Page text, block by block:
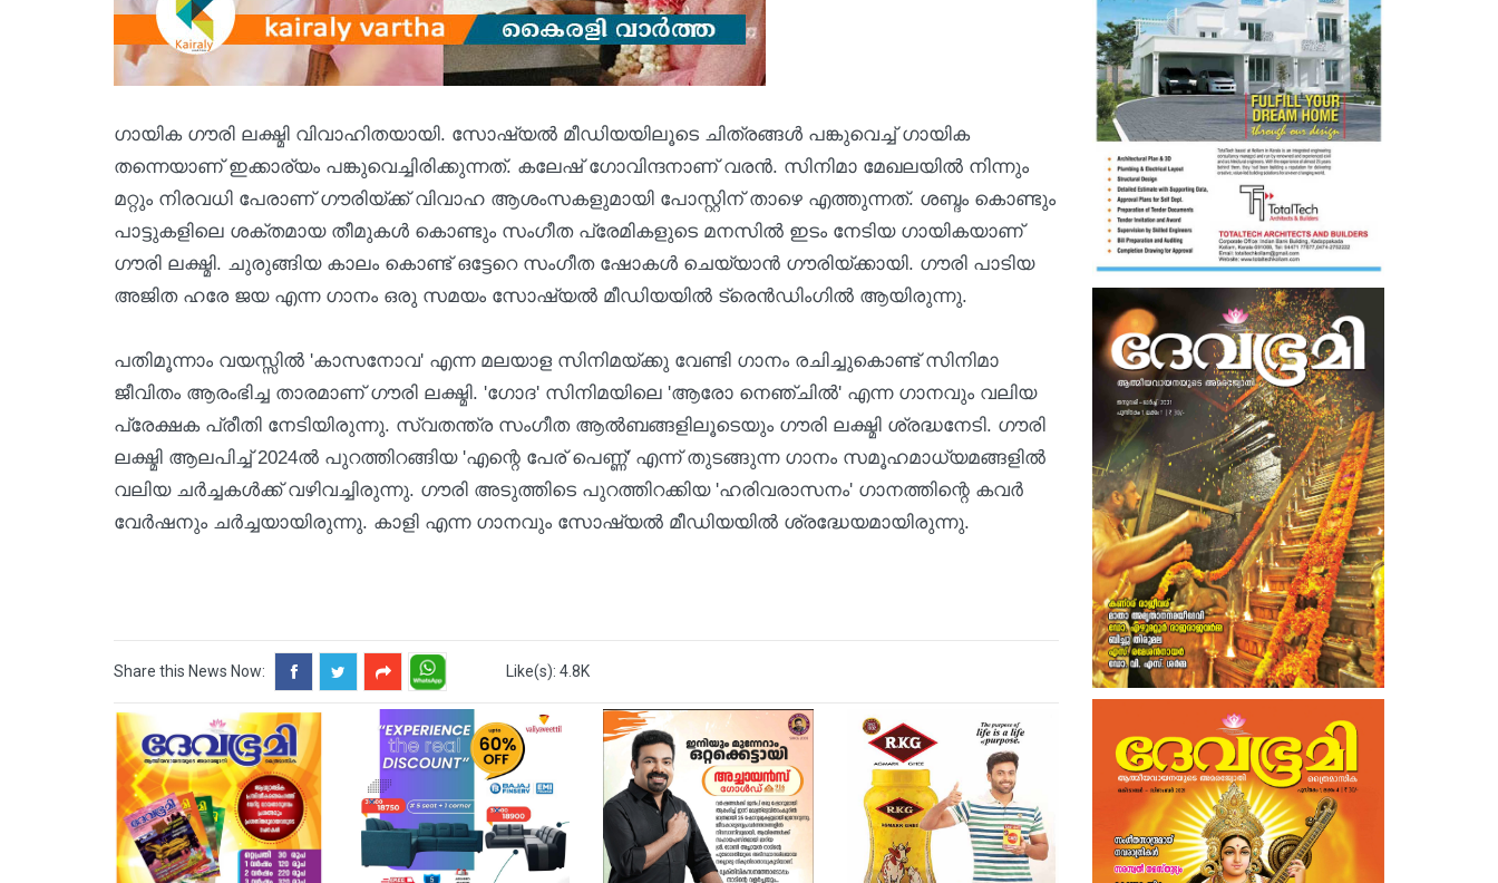
ഗായിക ഗൗരി ലക്ഷ്മി വിവാഹിതയായി. സോഷ്യൽ മീഡിയയിലൂടെ ചിത്രങ്ങൾ പങ്കുവെച്ച് ഗായിക
തന്നെയാണ് ഇക്കാര്യം പങ്കുവെച്ചിരിക്കുന്നത്. കലേഷ് ഗോവിന്ദനാണ് വരൻ. സിനിമാ മേഖലയിൽ നിന്നും
മറ്റും നിരവധി പേരാണ് ഗൗരിയ്ക്ക് വിവാഹ ആശംസകളുമായി പോസ്റ്റിന് താഴെ എത്തുന്നത്. ശബ്ദം കൊണ്ടും
പാട്ടുകളിലെ ശക്തമായ തീമുകള്‍ കൊണ്ടും സംഗീത പ്രേമികളുടെ മനസില്‍ ഇടം നേടിയ ഗായികയാണ്
ഗൗരി ലക്ഷ്മി. ചുരുങ്ങിയ കാലം കൊണ്ട് ഒട്ടേറെ സംഗീത ഷോകൾ ചെയ്യാൻ ഗൗരിയ്ക്കായി. ഗൗരി പാടിയ
അജിത ഹരേ ജയ എന്ന ഗാനം ഒരു സമയം സോഷ്യൽ മീഡിയയിൽ ട്രെൻഡിംഗിൽ ആയിരുന്നു.
പതിമൂന്നാം വയസ്സിൽ 'കാസനോവ' എന്ന മലയാള സിനിമയ്ക്കു വേണ്ടി ഗാനം രചിച്ചുകൊണ്ട് സിനിമാ
ജീവിതം ആരംഭിച്ച താരമാണ് ഗൗരി ലക്ഷ്മി. 'ഗോദ' സിനിമയിലെ 'ആരോ നെഞ്ചിൽ' എന്ന ഗാനവും വലിയ
പ്രേക്ഷക പ്രീതി നേടിയിരുന്നു. സ്വതന്ത്ര സംഗീത ആൽബങ്ങളിലൂടെയും ഗൗരി ലക്ഷ്മി ശ്രദ്ധനേടി. ഗൗരി
ലക്ഷ്മി ആലപിച്ച് 2024ൽ പുറത്തിറങ്ങിയ 'എന്റെ പേര് പെണ്ണ്' എന്ന് തുടങ്ങുന്ന ഗാനം സമൂഹമാധ്യമങ്ങളിൽ
വലിയ ചർച്ചകൾക്ക് വഴിവച്ചിരുന്നു. ഗൗരി അടുത്തിടെ പുറത്തിറക്കിയ 'ഹരിവരാസനം' ഗാനത്തിന്റെ കവർ
വേർഷനും ചർച്ചയായിരുന്നു. കാളി എന്ന ഗാനവും സോഷ്യൽ മീഡിയയിൽ ശ്രദ്ധേയമായിരുന്നു.
Share this News Now: Like(s): 4.8K